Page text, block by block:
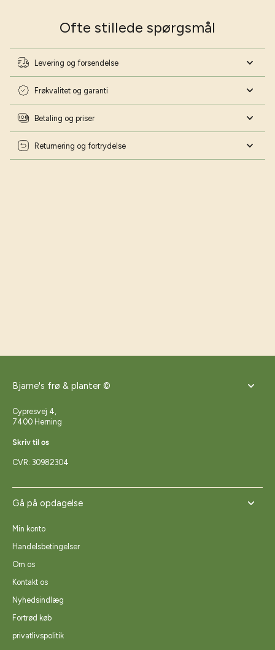
Ofte stillede spørgsmål
Levering og forsendelse
Frøkvalitet og garanti
Betaling og priser
Returnering og fortrydelse
Bjarne's frø & planter ©
Cypresvej 4,
7400 Herning
Skriv til os
CVR: 30982304
Gå på opdagelse
Min konto
Handelsbetingelser
Om os
Kontakt os
Nyhedsindlæg
Fortrød køb
privatlivspolitik